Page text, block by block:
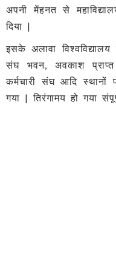
अपनी मेंहनत से
दिया |
इसके अलावा
संघ भवन, अवकाश
कर्मचारी संघ आदि स्थानों
गया | तिरंगामय हो गया